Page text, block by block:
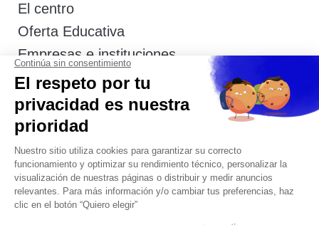
El centro
Oferta Educativa
Empresas e instituciones
Actualidad
Admisión
Estudiantes
Contacto
+34 948 291 903
+34 600 404 592